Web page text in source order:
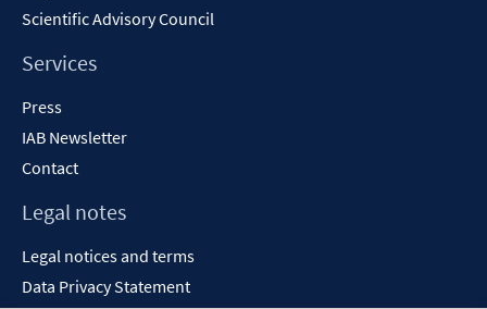
Scientific Advisory Council
Services
Press
IAB Newsletter
Contact
Legal notes
Legal notices and terms
Data Privacy Statement